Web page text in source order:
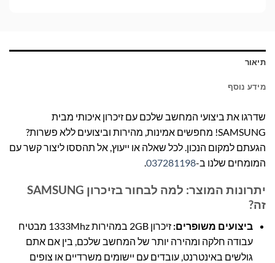
תיאור
מידע נוסף
שדרגו את ביצועי המחשב שלכם עם זיכרון איכותי מבית
SAMSUNG! מחפשים אמינות, מהירות וביצועים ללא פשרות?
הגעתם למקום הנכון. לכל שאלה או ייעוץ, אל תהססו ליצור קשר עם
המומחים שלנו ב-037281198
יתרונות המוצר: למה לבחור בזיכרון SAMSUNG
זה?
ביצועים משופרים:
זיכרון 2GB במהירות 1333Mhz מבטיח
עבודה חלקה ומהירה יותר של המחשב שלכם, בין אם אתם
גולשים באינטרנט, עובדים עם יישומים משרדיים או צופים